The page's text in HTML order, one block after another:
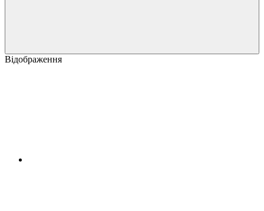
Відображення